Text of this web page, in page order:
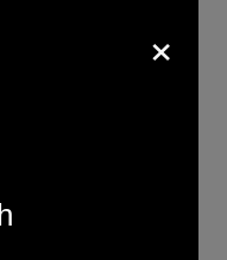
diverte sentire
del fatto che
è difficile
A me invece
sia
proprio
[
×